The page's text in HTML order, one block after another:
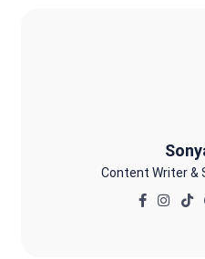
Content Writer &